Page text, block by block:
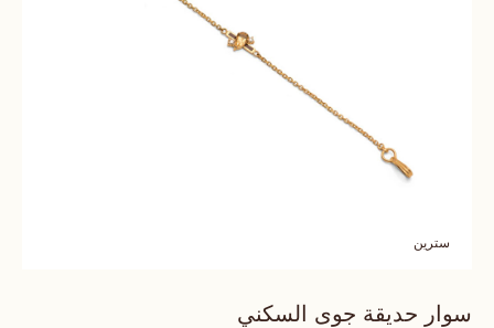
سترين
سوار حديقة جوى السكني